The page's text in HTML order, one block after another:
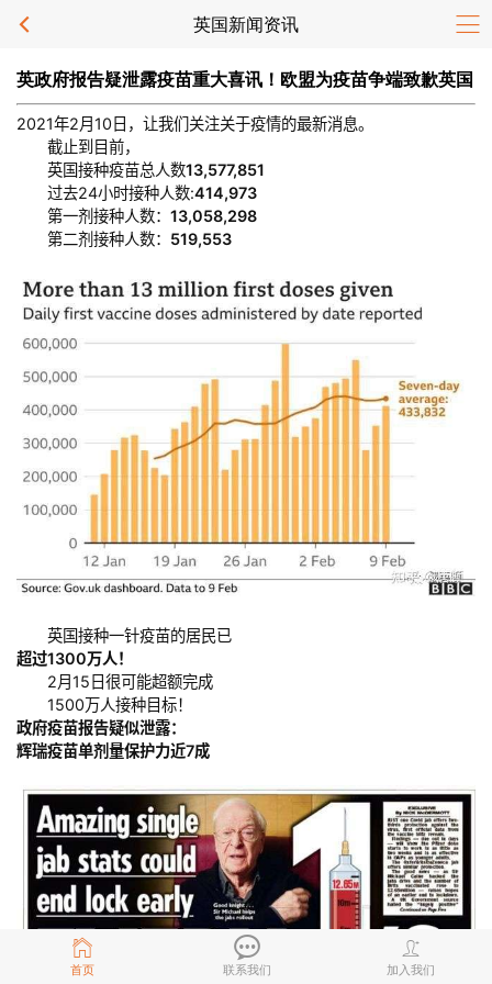
英国新闻资讯
首页 联系我们 加入我们
英政府报告疑泄露疫苗重大喜讯！欧盟为疫苗争端致歉英国
2021年2月10日，让我们关注关于疫情的最新消息。
截止到目前，
英国接种疫苗总人数13,577,851
过去24小时接种人数:414,973
第一剂接种人数： 13,058,298
第二剂接种人数： 519,553
英国接种一针疫苗的居民已
超过1300万人！
2月15日很可能超额完成
1500万人接种目标！
政府疫苗报告疑似泄露：
辉瑞疫苗单剂量保护力近7成